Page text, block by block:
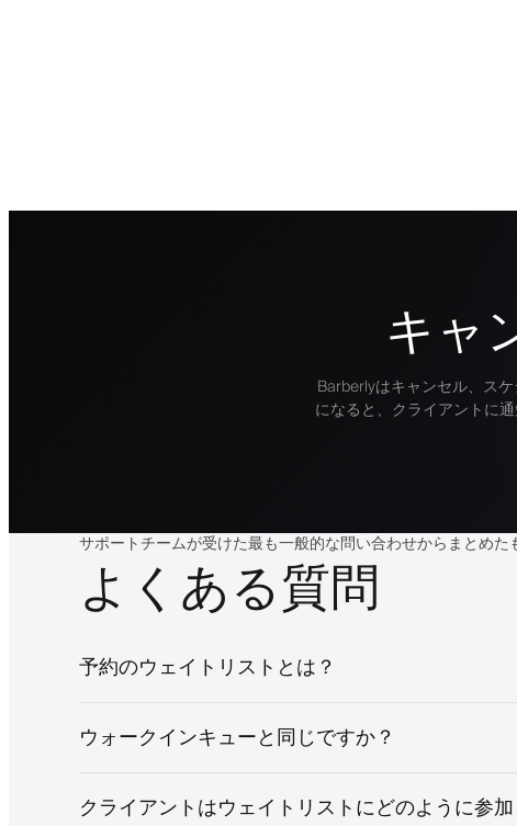
キャ
Barberlyはキャンセル、ス
になると、クライアントに
サポートチームが受けた最も一般的な問い合わせからまとめた
よくある質問
予約のウェイトリストとは？
ウォークインキューと同じですか？
クライアントはウェイトリストにどのように参